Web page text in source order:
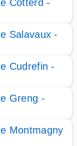
Cotterd -
Salavaux -
Cudrefin -
Greng -
Montmagny